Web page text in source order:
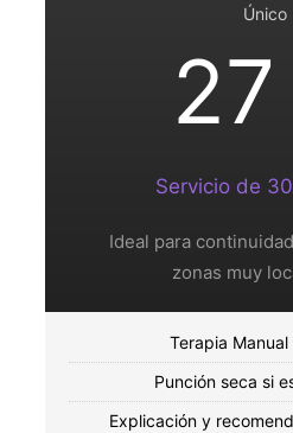
Único
Servicio de
Ideal para
zonas muy
Terapia
Punción seca si
Explicación y